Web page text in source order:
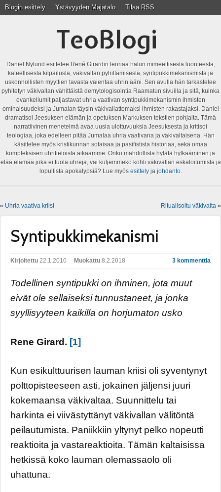
Blogin esittely Ystävyyden Majatalo Tilaa RSS
TeoBlogi
Daniel Nylund esittelee René Girardin teoriaa halun mimeettisestä luonteesta,
kateellisesta kilpailusta, väkivallan pyhittämisestä, syntipukkimekanismista ja
uskonnollisten myyttien tavasta vaientaa uhrin ääni. Sen avulla hän tarkastelee
pyhitetyn väkivallan vähittäistä demytologisointia Raamatun sivuilla ja sitä, kuinka
evankeliumit paljastavat uhria vaativan syntipukkimekanismin ihmisten
ominaisuudeksi ja Jumalan täysin väkivallattomaksi ihmisten rakastajaksi. Daniel
dramatisoi Jeesuksen elämän ja opetuksen Markuksen tekstien pohjalta. Tämä
narratiivinen menetelmä avaa uusia ulottuvuuksia Jeesuksesta ja kritisoi
teologiaa, joka edelleen pitää Jumalaa uhria vaativana ja väkivaltaisena. Hän
käsittelee myös kristikunnan sotaisaa ja pasifistista historiaa, sekä omaa
kompleksisen uhritietoista aikaamme. Onko mahdollista hylätä hylkääminen ja
elää elämää joka ei tuota uhreja, vai kuljemmeko kohti väkivallan eskaloitumista ja
lopullista apokalypsiä? Lue myös esittelyja johdanto.
« Uhria vaativa kriisi Ritualisoitu väkivalta »
Syntipukkimekanismi
3 kommenttia
Kirjoitettu 22.1.2010 Muokattu 8.2.2018
Todellinen syntipukki on ihminen, jota muut
eivät ole sellaiseksi tunnustaneet, ja jonka
syyllisyyteen kaikilla on horjumaton usko
Rene Girard. [1]
Kun esikulttuurisen lauman kriisi oli syventynyt
polttopisteeseen asti, jokainen jäljensi juuri
kokemaansa väkivaltaa. Suunnittelu tai
harkinta ei viivästyttänyt väkivallan välitöntä
peilautumista. Paniikkiin yltynyt pelko nopeutti
reaktioita ja vastareaktioita. Tämän kaltaisissa
hetkissä koko lauman olemassaolo oli
uhattuna.